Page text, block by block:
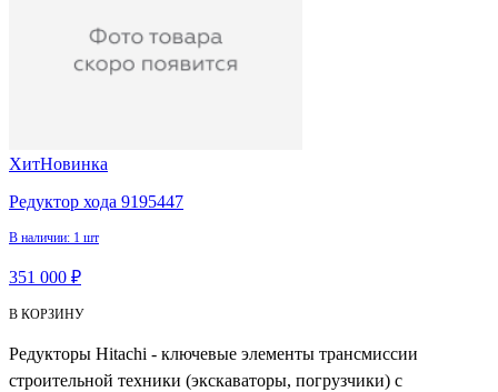
ХитНовинка
Редуктор хода 9195447
В наличии: 1 шт
351 000 ₽
В КОРЗИНУ
Редукторы Hitachi - ключевые элементы трансмиссии
строительной техники (экскаваторы, погрузчики) с